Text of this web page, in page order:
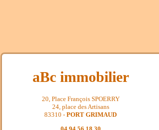
aBc immobilier
20, Place François SPOERRY
24, place des Artisans
83310 - PORT GRIMAUD